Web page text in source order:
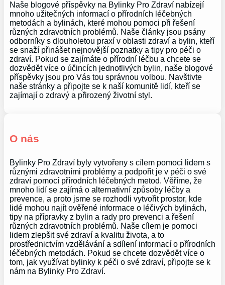
Naše blogové příspěvky na Bylinky Pro Zdraví nabízejí
mnoho užitečných informací o přírodních léčebných
metodách a bylinách, které mohou pomoci při řešení
různých zdravotních problémů. Naše články jsou psány
odborníky s dlouholetou praxí v oblasti zdraví a bylin, kteří
se snaží přinášet nejnovější poznatky a tipy pro péči o
zdraví. Pokud se zajímáte o přírodní léčbu a chcete se
dozvědět více o účincích jednotlivých bylin, naše blogové
příspěvky jsou pro Vás tou správnou volbou. Navštivte
naše stránky a připojte se k naší komunitě lidí, kteří se
zajímají o zdravý a přirozený životní styl.
O nás
Bylinky Pro Zdraví byly vytvořeny s cílem pomoci lidem s
různými zdravotními problémy a podpořit je v péči o své
zdraví pomocí přírodních léčebných metod. Věříme, že
mnoho lidí se zajímá o alternativní způsoby léčby a
prevence, a proto jsme se rozhodli vytvořit prostor, kde
lidé mohou najít ověřené informace o léčivých bylinách,
tipy na přípravky z bylin a rady pro prevenci a řešení
různých zdravotních problémů. Naše cílem je pomoci
lidem zlepšit své zdraví a kvalitu života, a to
prostřednictvím vzdělávání a sdílení informací o přírodních
léčebných metodách. Pokud se chcete dozvědět více o
tom, jak využívat bylinky k péči o své zdraví, připojte se k
nám na Bylinky Pro Zdraví.